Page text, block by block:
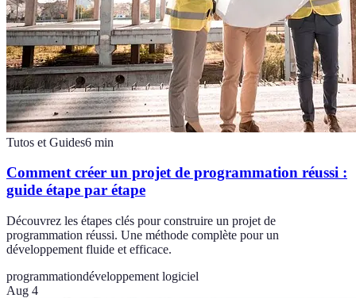
Tutos et Guides6 min
Comment créer un projet de programmation réussi :
guide étape par étape
Découvrez les étapes clés pour construire un projet de
programmation réussi. Une méthode complète pour un
développement fluide et efficace.
programmationdéveloppement logiciel
Aug 4